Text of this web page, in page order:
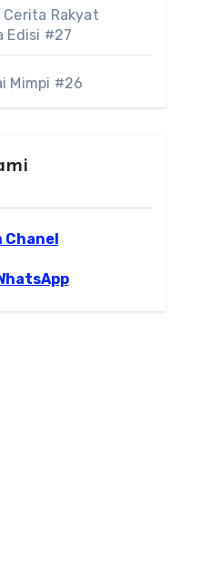
Cerita Rakyat
Edisi #27
Mimpi #26
Chanel